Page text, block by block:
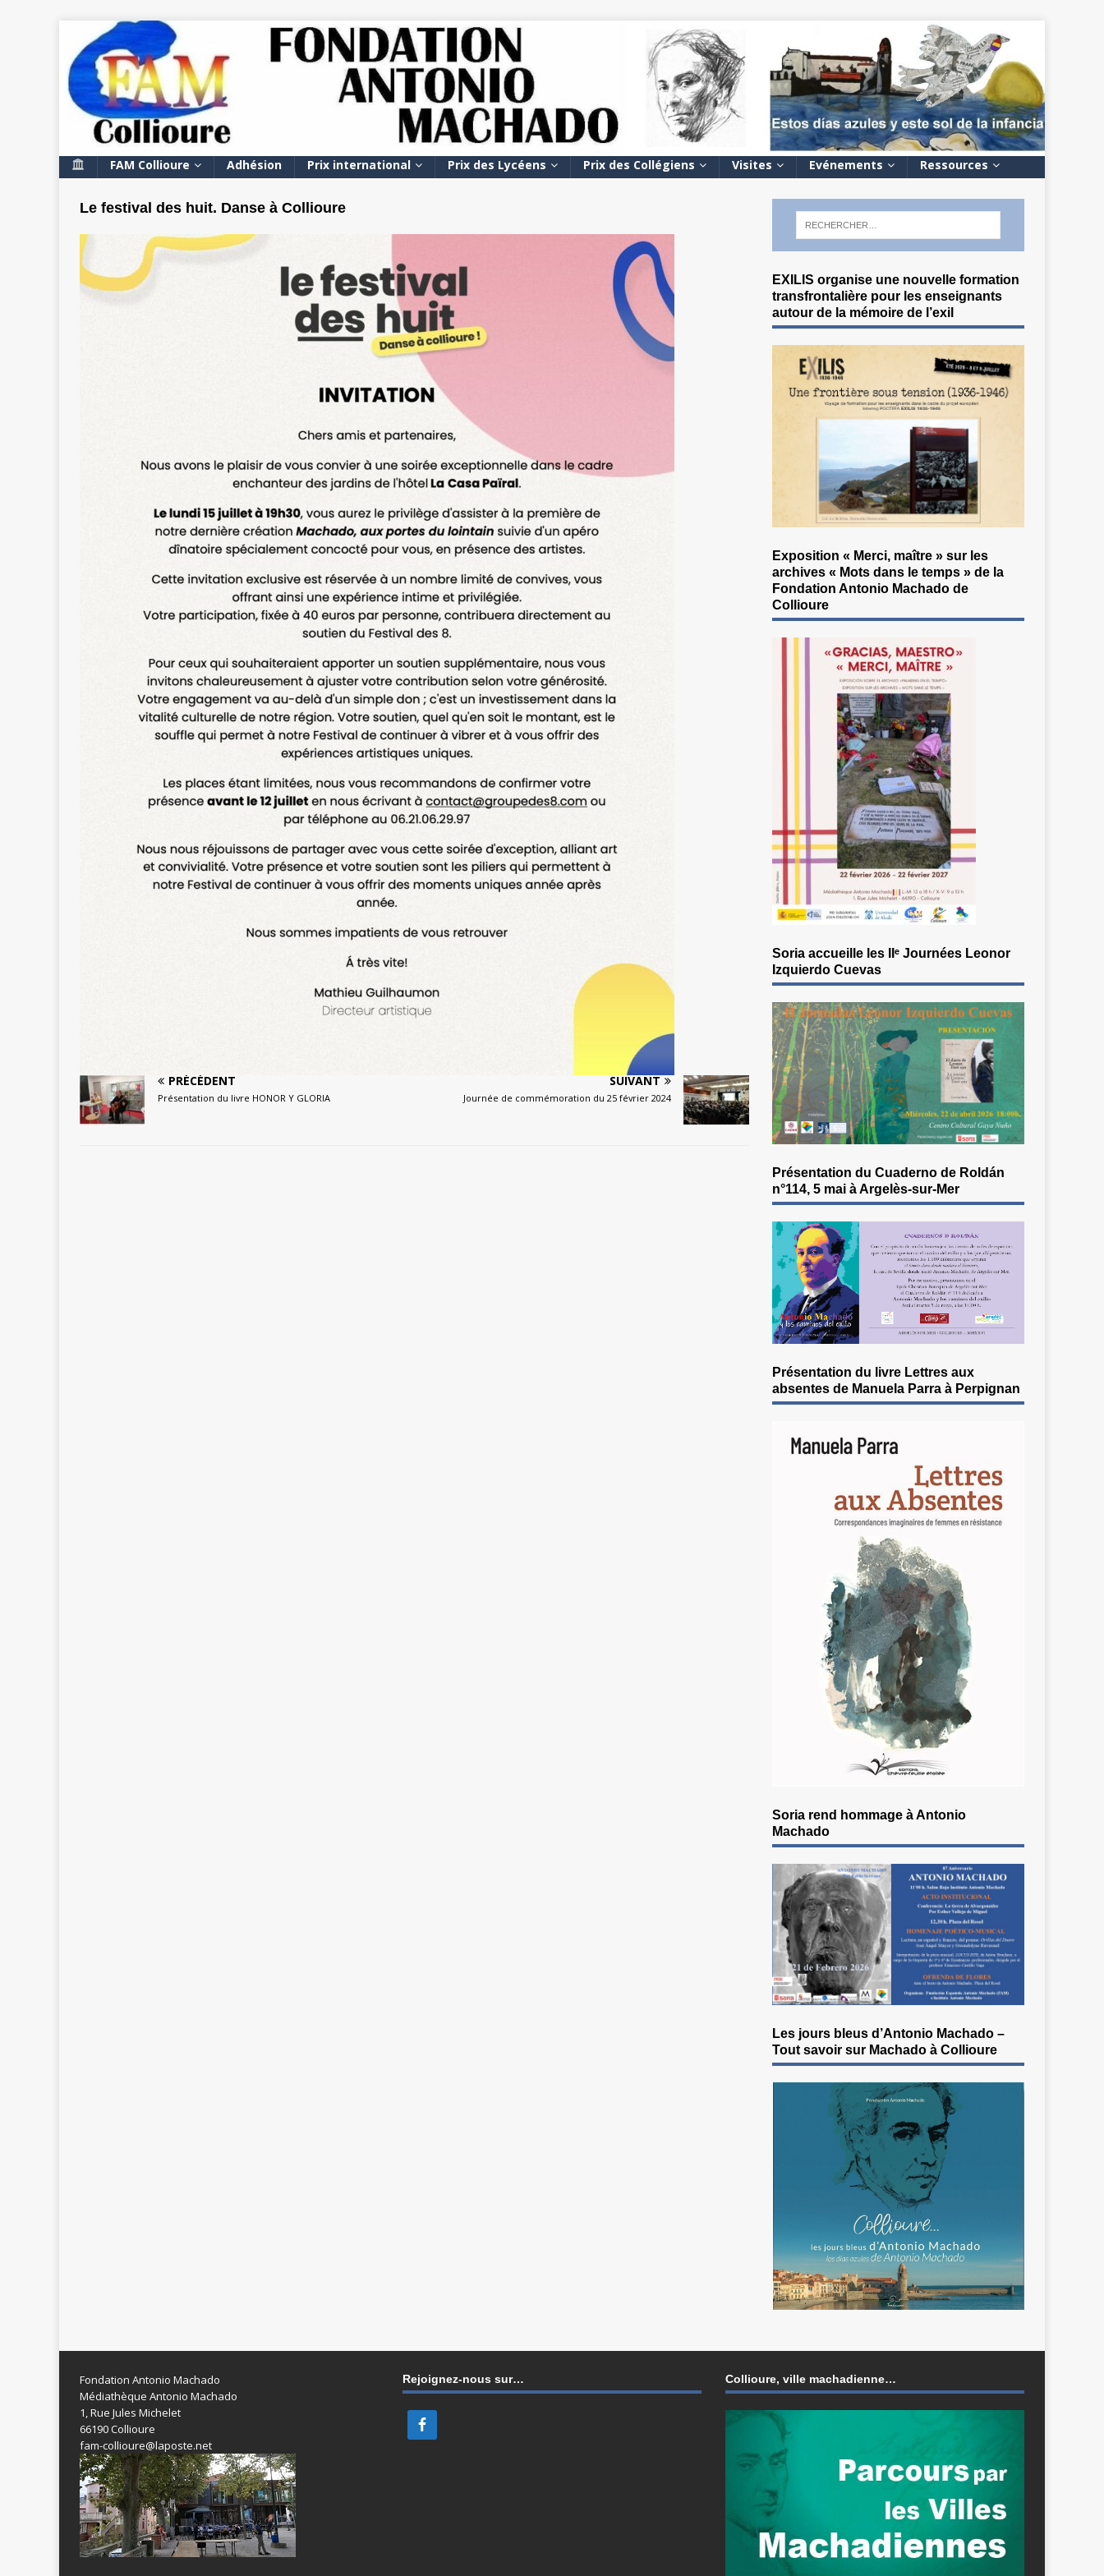
FAM Collioure Adhésion Prix international Prix des Lycéens Prix des Collégiens Visites Evénements Ressources
Le festival des huit. Danse à Collioure
PRÉCÉDENT
Présentation du livre HONOR Y GLORIA
SUIVANT
Journée de commémoration du 25 février 2024
EXILIS organise une nouvelle formation
transfrontalière pour les enseignants
autour de la mémoire de l’exil
Exposition « Merci, maître » sur les
archives « Mots dans le temps » de la
Fondation Antonio Machado de
Collioure
Soria accueille les IIᵉ Journées Leonor
Izquierdo Cuevas
Présentation du Cuaderno de Roldán
n°114, 5 mai à Argelès-sur-Mer
Présentation du livre Lettres aux
absentes de Manuela Parra à Perpignan
Soria rend hommage à Antonio
Machado
Les jours bleus d’Antonio Machado –
Tout savoir sur Machado à Collioure
Fondation Antonio Machado
Médiathèque Antonio Machado
1, Rue Jules Michelet
66190 Collioure
fam-collioure@laposte.net
Rejoignez-nous sur… Collioure, ville machadienne…